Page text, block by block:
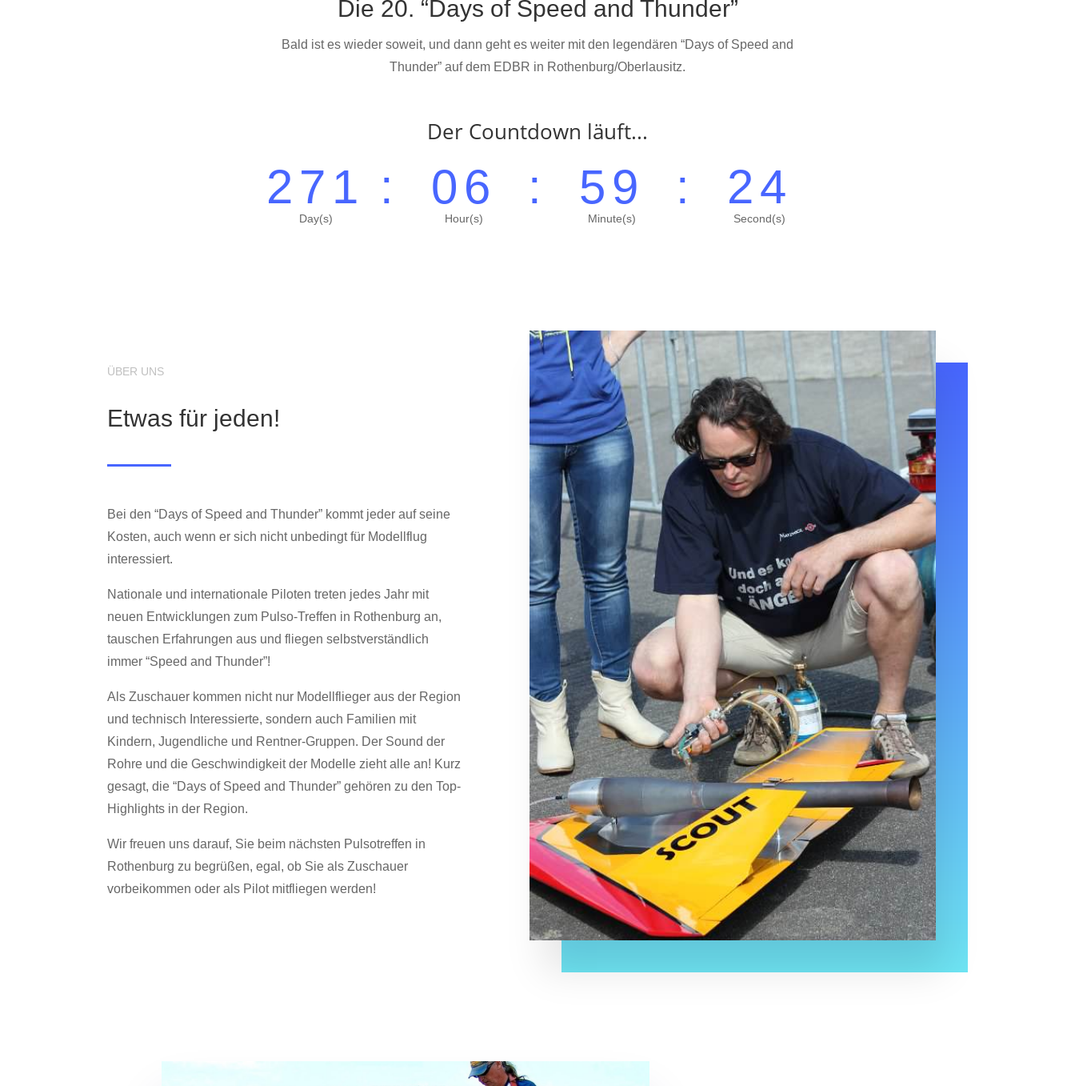
Die 20. “Days of Speed and Thunder”
Bald ist es wieder soweit, und dann geht es weiter mit den legendären “Days of Speed and
Thunder” auf dem EDBR in Rothenburg/Oberlausitz.
Der Countdown läuft...
271
Day(s)
: 06
Hour(s)
: 59
Minute(s)
: 23
Second(s)
ÜBER UNS
Etwas für jeden!
Bei den “Days of Speed and Thunder” kommt jeder auf seine
Kosten, auch wenn er sich nicht unbedingt für Modellflug
interessiert.
Nationale und internationale Piloten treten jedes Jahr mit
neuen Entwicklungen zum Pulso-Treffen in Rothenburg an,
tauschen Erfahrungen aus und fliegen selbstverständlich
immer “Speed and Thunder”!
Als Zuschauer kommen nicht nur Modellflieger aus der Region
und technisch Interessierte, sondern auch Familien mit
Kindern, Jugendliche und Rentner-Gruppen. Der Sound der
Rohre und die Geschwindigkeit der Modelle zieht alle an! Kurz
gesagt, die “Days of Speed and Thunder” gehören zu den Top-
Highlights in der Region.
Wir freuen uns darauf, Sie beim nächsten Pulsotreffen in
Rothenburg zu begrüßen, egal, ob Sie als Zuschauer
vorbeikommen oder als Pilot mitfliegen werden!